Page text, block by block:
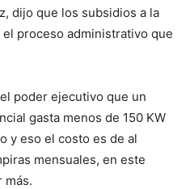
dijo que los subsidios a la
proceso administrativo que
poder ejecutivo que un
gasta menos de 150 KW
y eso el costo es de al
mensuales, en este
más.